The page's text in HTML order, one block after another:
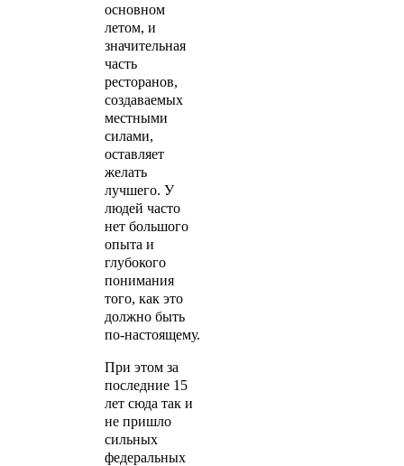
основном
летом, и
значительная
часть
ресторанов,
создаваемых
местными
силами,
оставляет
желать
лучшего. У
людей часто
нет большого
опыта и
глубокого
понимания
того, как это
должно быть
по-настоящему.
При этом за
последние 15
лет сюда так и
не пришло
сильных
федеральных